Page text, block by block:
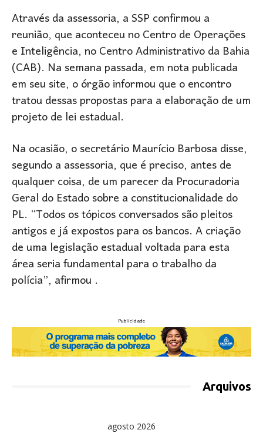
Através da assessoria, a SSP confirmou a
reunião, que aconteceu no Centro de Operações
e Inteligência, no Centro Administrativo da Bahia
(CAB). Na semana passada, em nota publicada
em seu site, o órgão informou que o encontro
tratou dessas propostas para a elaboração de um
projeto de lei estadual.
Na ocasião, o secretário Maurício Barbosa disse,
segundo a assessoria, que é preciso, antes de
qualquer coisa, de um parecer da Procuradoria
Geral do Estado sobre a constitucionalidade do
PL. “Todos os tópicos conversados são pleitos
antigos e já expostos para os bancos. A criação
de uma legislação estadual voltada para esta
área seria fundamental para o trabalho da
polícia”, afirmou .
Publicidade
Arquivos
agosto 2026